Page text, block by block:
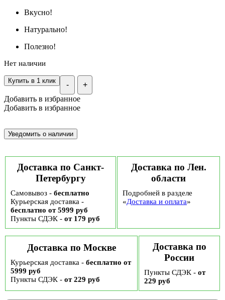
Вкусно!
Натурально!
Полезно!
Нет наличии
- +
Купить в 1 клик
Добавить в избранное
Добавить в избранное
Доставка по Санкт-
Петербургу
Самовывоз - бесплатно
Курьерская доставка -
бесплатно от 5999 руб
Пункты СДЭК - от 179 руб
Доставка по Лен.
области
Подробней в разделе
«Доставка и оплата»
Доставка по Москве
Курьерская доставка - бесплатно от
5999 руб
Пункты СДЭК - от 229 руб
Доставка по
России
Пункты СДЭК - от
229 руб